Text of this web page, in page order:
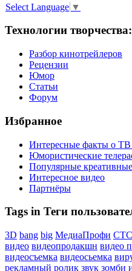
Select Language ▼
Технологии творчества:
Разбор кинотрейлеров
Рецензии
Юмор
Статьи
Форум
Избранное
Интересные факты о
Юмористические
Популярные
Интересное видео
Партнёры
Tags in Теги
3D bang big МедиаПрофи СТС
видео видеопродакшн видео
видеосъемка видеосьемка
рекламный ролик звук зомби